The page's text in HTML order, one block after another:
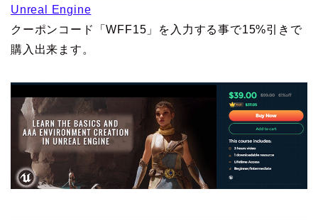
Unreal Engine
クーポンコード「WFF15」を入力する事で15%引きで
購入出来ます。